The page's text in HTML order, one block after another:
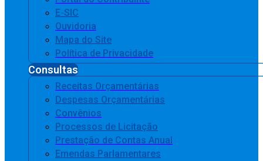
E-SIC
Ouvidoria
Mapa do Site
Política de Privacidade
Consultas
Receitas Orçamentárias
Despesas Orçamentárias
Convênios
Processos de Licitação
Prestação de Contas Anual
Emendas Parlamentares